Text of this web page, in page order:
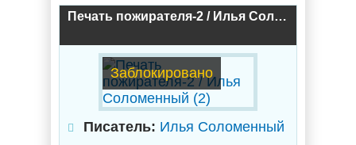
Печать пожирателя-2 / Илья Соломенный (2)
Заблокировано
Писатель: Илья Соломенный